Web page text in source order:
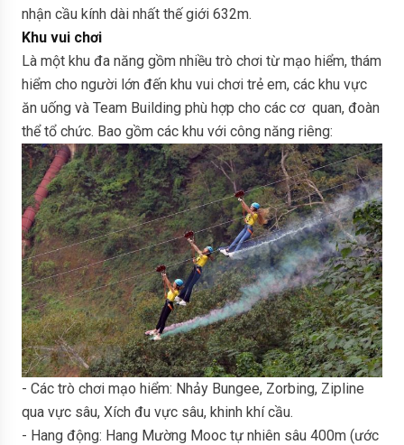
nhận cầu kính dài nhất thế giới 632m.
Khu vui chơi
Là một khu đa năng gồm nhiều trò chơi từ mạo hiểm, thám
hiểm cho người lớn đến khu vui chơi trẻ em, các khu vực
ăn uống và Team Building phù hợp cho các cơ quan, đoàn
thể tổ chức. Bao gồm các khu với công năng riêng:
- Các trò chơi mạo hiểm: Nhảy Bungee, Zorbing, Zipline
qua vực sâu, Xích đu vực sâu, khinh khí cầu.
- Hang động: Hang Mường Mooc tự nhiên sâu 400m (ước